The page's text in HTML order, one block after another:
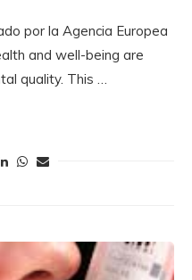
por la Agencia Europea
and well-being are
quality. This …